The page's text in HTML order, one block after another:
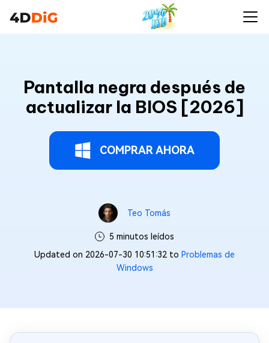
Pantalla negra después de
actualizar la BIOS [2026]
COMPRAR AHORA
Teo Tomás
5 minutos leídos
Updated on 2026-07-30 10:51:32 to Problemas de
Windows